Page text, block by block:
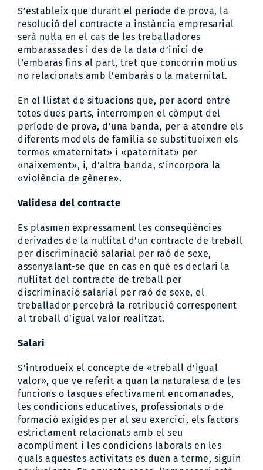
S’estableix que durant el període de prova, la
resolució del contracte a instància empresarial
serà nul·la en el cas de les treballadores
embarassades i des de la data d’inici de
l’embaràs fins al part, tret que concorrin motius
no relacionats amb l’embaràs o la maternitat.
En el llistat de situacions que, per acord entre
totes dues parts, interrompen el còmput del
període de prova, d’una banda, per a atendre els
diferents models de família se substitueixen els
termes «maternitat» i «paternitat» per
«naixement», i, d’altra banda, s’incorpora la
«violència de gènere».
Validesa del contracte
Es plasmen expressament les conseqüències
derivades de la nul·litat d’un contracte de treball
per discriminació salarial per raó de sexe,
assenyalant-se que en cas en què es declari la
nul·litat del contracte de treball per
discriminació salarial per raó de sexe, el
treballador percebrà la retribució corresponent
al treball d’igual valor realitzat.
Salari
S’introdueix el concepte de «treball d’igual
valor», que ve referit a quan la naturalesa de les
funcions o tasques efectivament encomanades,
les condicions educatives, professionals o de
formació exigides per al seu exercici, els factors
estrictament relacionats amb el seu
acompliment i les condicions laborals en les
quals aquestes activitats es duen a terme, siguin